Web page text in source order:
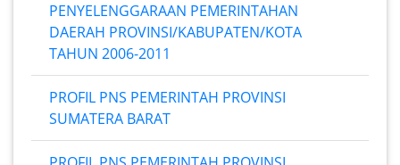
PENYELENGGARAAN PEMERINTAHAN
DAERAH PROVINSI/KABUPATEN/KOTA
TAHUN 2006-2011
PROFIL PNS PEMERINTAH PROVINSI
SUMATERA BARAT